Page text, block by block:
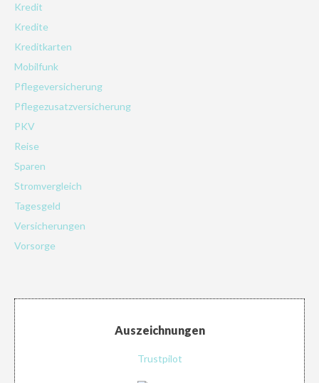
Kredit
Kredite
Kreditkarten
Mobilfunk
Pflegeversicherung
Pflegezusatzversicherung
PKV
Reise
Sparen
Stromvergleich
Tagesgeld
Versicherungen
Vorsorge
Auszeichnungen
Trustpilot